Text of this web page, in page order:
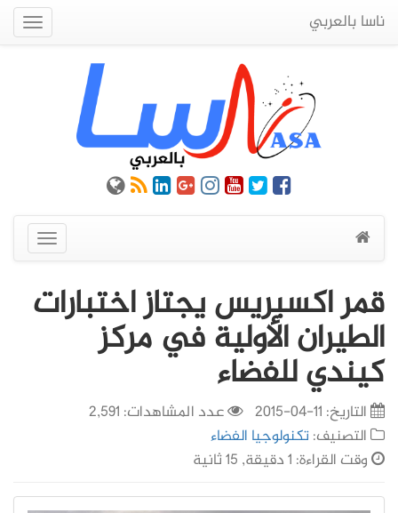
ناسا بالعربي
عرض
القائمة
قمر اكسبريس يجتاز اختبارات
الطيران الأولية في مركز
كيندي للفضاء
التاريخ: 11-04-2015
عدد المشاهدات: 2,591
التصنيف:تكنولوجيا الفضاء
وقت القراءة: 1 دقيقة, 15 ثانية